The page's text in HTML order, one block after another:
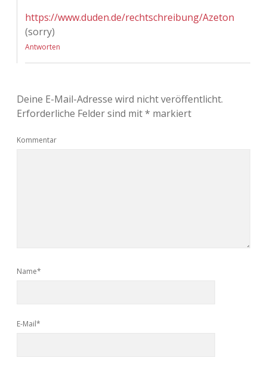
https://www.duden.de/rechtschreibung/Azeton
(sorry)
Antworten
Deine E-Mail-Adresse wird nicht veröffentlicht.
Erforderliche Felder sind mit* markiert
Kommentar
Name*
E-Mail*